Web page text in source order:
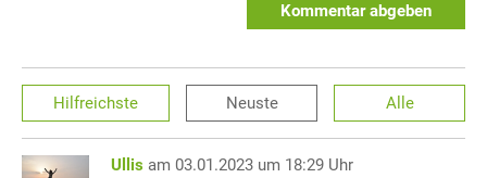
Kommentar abgeben
Hilfreichste Neuste Alle
Ullis am 03.01.2023 um 18:29 Uhr